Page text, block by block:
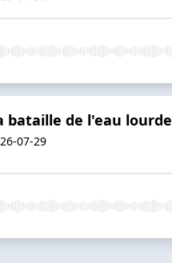
bataille de l'eau lourde
07-29